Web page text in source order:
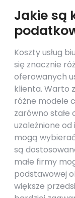
Jakie są
Koszty usług
się znacznie
oferowanych
klienta. Warto
różne modele
zarówno stałe
uzależnione
mogą
są
małe firmy
podstawowej
większe